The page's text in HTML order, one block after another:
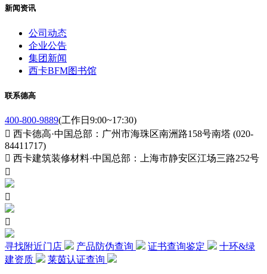
新闻资讯
公司动态
企业公告
集团新闻
西卡BFM图书馆
联系德高
400-800-9889(工作日9:00~17:30)
 西卡德高·中国总部：广州市海珠区南洲路158号南塔 (020-
84411717)
 西卡建筑装修材料·中国总部：上海市静安区江场三路252号



寻找附近门店 产品防伪查询 证书查询鉴定
十环&绿
建资质
莱茵认证查询